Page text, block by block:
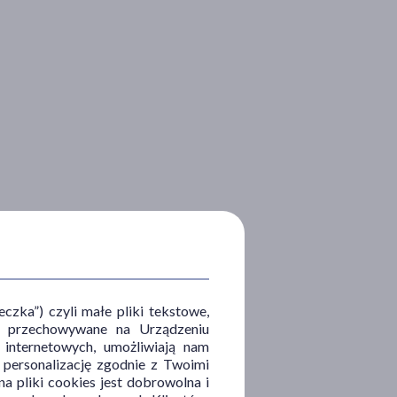
czyli małe pliki tekstowe,
na Urządzeniu
umożliwiają nam
zgodnie z Twoimi
pliki cookies jest dobrowolna i